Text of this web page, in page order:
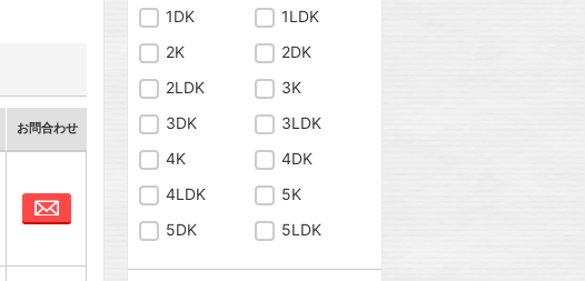
お問合わせ
お問合わせ
1DK
1LDK
2K
2DK
2LDK
3K
3DK
3LDK
4K
4DK
4LDK
5K
5DK
5LDK